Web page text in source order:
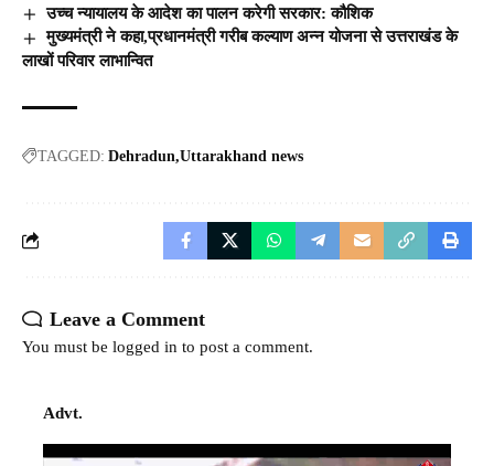
उच्च न्यायालय के आदेश का पालन करेगी सरकार: कौशिक
मुख्यमंत्री ने कहा,प्रधानमंत्री गरीब कल्याण अन्न योजना से उत्तराखंड के
लाखों परिवार लाभान्वित
TAGGED: Dehradun Uttarakhand news
Leave a Comment
You must be logged in to post a comment.
Advt.
Video